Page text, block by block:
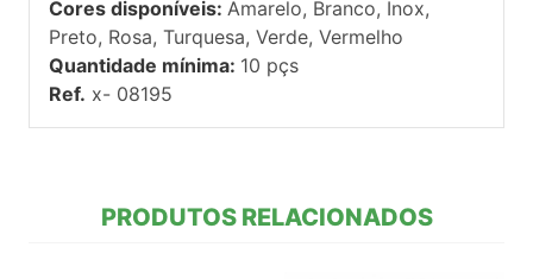
Cores disponíveis: Amarelo, Branco, Inox,
Preto, Rosa, Turquesa, Verde, Vermelho
Quantidade mínima: 10 pçs
Ref. x- 08195
PRODUTOS RELACIONADOS